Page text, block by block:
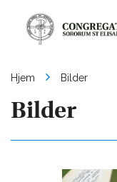
Hjem Bilder
Bilder